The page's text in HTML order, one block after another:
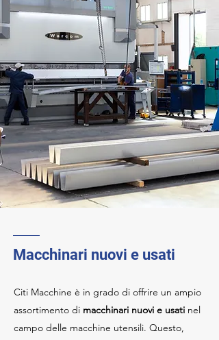
Macchinari nuovi e usati
Citi Macchine è in grado di offrire un ampio
assortimento di macchinari nuovi e usati nel
campo delle macchine utensili. Questo,